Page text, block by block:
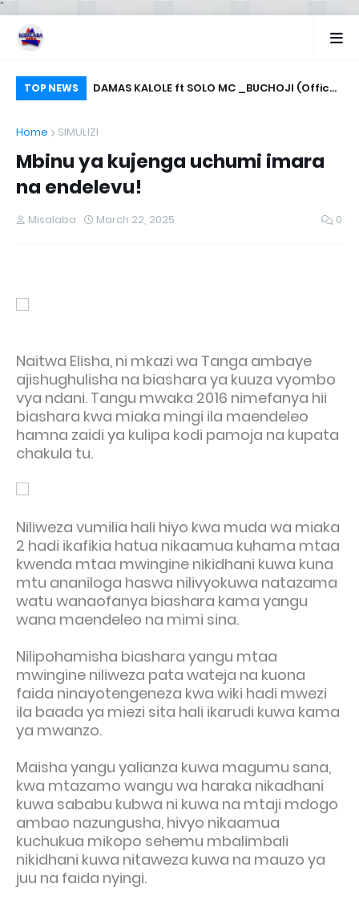
"
TOP NEWS
DAMAS KALOLE ft SOLO MC _BUCHOJI (Offical
Home
SIMULIZI
Mbinu ya kujenga uchumi imara
na endelevu!
Misalaba March 22, 2025 0
Naitwa Elisha, ni mkazi wa Tanga ambaye
ajishughulisha na biashara ya kuuza vyombo
vya ndani. Tangu mwaka 2016 nimefanya hii
biashara kwa miaka mingi ila maendeleo
hamna zaidi ya kulipa kodi pamoja na kupata
chakula tu.
Niliweza vumilia hali hiyo kwa muda wa miaka
2 hadi ikafikia hatua nikaamua kuhama mtaa
kwenda mtaa mwingine nikidhani kuwa kuna
mtu ananiloga haswa nilivyokuwa natazama
watu wanaofanya biashara kama yangu
wana maendeleo na mimi sina.
Nilipohamisha biashara yangu mtaa
mwingine niliweza pata wateja na kuona
faida ninayotengeneza kwa wiki hadi mwezi
ila baada ya miezi sita hali ikarudi kuwa kama
ya mwanzo.
Maisha yangu yalianza kuwa magumu sana,
kwa mtazamo wangu wa haraka nikadhani
kuwa sababu kubwa ni kuwa na mtaji mdogo
ambao nazungusha, hivyo nikaamua
kuchukua mikopo sehemu mbalimbali
nikidhani kuwa nitaweza kuwa na mauzo ya
juu na faida nyingi.